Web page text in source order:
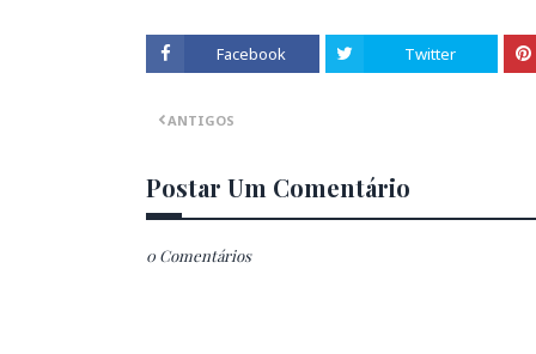
Facebook Twitter
ANTIGOS
Postar Um Comentário
0 Comentários